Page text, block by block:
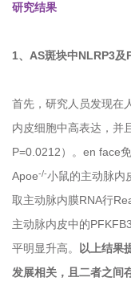
研究结果
1、 AS斑块中NLRP3及
首先，研究人员发现在
内皮细胞中高表达，并
P=0.0212）。en face
Apoe-/-小鼠的主动脉内
取主动脉内膜RNA行
主动脉内皮中的
平明显升高。
以上结果
发展相关，且二者之间